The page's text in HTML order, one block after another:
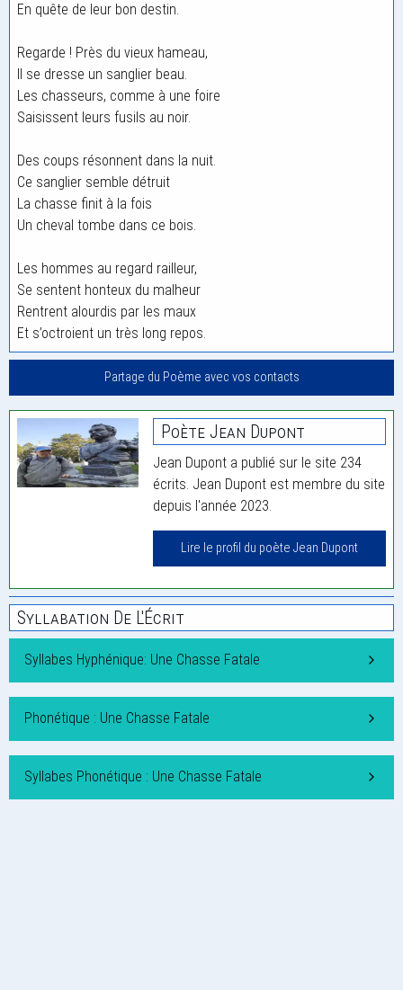
En quête de leur bon destin.
Regarde ! Près du vieux hameau,
Il se dresse un sanglier beau.
Les chasseurs, comme à une foire
Saisissent leurs fusils au noir.
Des coups résonnent dans la nuit.
Ce sanglier semble détruit
La chasse finit à la fois
Un cheval tombe dans ce bois.
Les hommes au regard railleur,
Se sentent honteux du malheur
Rentrent alourdis par les maux
Et s’octroient un très long repos.
Partage du Poème avec vos contacts
Poète Jean Dupont
Jean Dupont a publié sur le site 234
écrits. Jean Dupont est membre du site
depuis l'année 2023.
Lire le profil du poète Jean Dupont
Syllabation De L'Écrit
Syllabes Hyphénique: Une Chasse Fatale
Phonétique : Une Chasse Fatale
Syllabes Phonétique : Une Chasse Fatale